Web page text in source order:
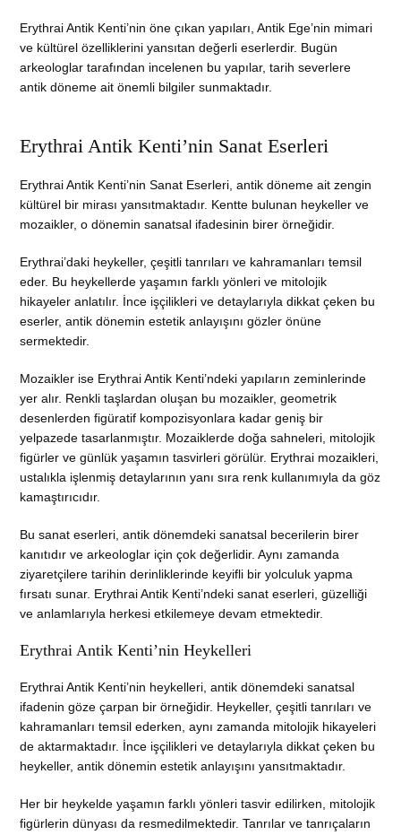
Erythrai Antik Kenti’nin öne çıkan yapıları, Antik Ege’nin mimari
ve kültürel özelliklerini yansıtan değerli eserlerdir. Bugün
arkeologlar tarafından incelenen bu yapılar, tarih severlere
antik döneme ait önemli bilgiler sunmaktadır.
Erythrai Antik Kenti’nin Sanat Eserleri
Erythrai Antik Kenti’nin Sanat Eserleri, antik döneme ait zengin
kültürel bir mirası yansıtmaktadır. Kentte bulunan heykeller ve
mozaikler, o dönemin sanatsal ifadesinin birer örneğidir.
Erythrai’daki heykeller, çeşitli tanrıları ve kahramanları temsil
eder. Bu heykellerde yaşamın farklı yönleri ve mitolojik
hikayeler anlatılır. İnce işçilikleri ve detaylarıyla dikkat çeken bu
eserler, antik dönemin estetik anlayışını gözler önüne
sermektedir.
Mozaikler ise Erythrai Antik Kenti’ndeki yapıların zeminlerinde
yer alır. Renkli taşlardan oluşan bu mozaikler, geometrik
desenlerden figüratif kompozisyonlara kadar geniş bir
yelpazede tasarlanmıştır. Mozaiklerde doğa sahneleri, mitolojik
figürler ve günlük yaşamın tasvirleri görülür. Erythrai mozaikleri,
ustalıkla işlenmiş detaylarının yanı sıra renk kullanımıyla da göz
kamaştırıcıdır.
Bu sanat eserleri, antik dönemdeki sanatsal becerilerin birer
kanıtıdır ve arkeologlar için çok değerlidir. Aynı zamanda
ziyaretçilere tarihin derinliklerinde keyifli bir yolculuk yapma
fırsatı sunar. Erythrai Antik Kenti’ndeki sanat eserleri, güzelliği
ve anlamlarıyla herkesi etkilemeye devam etmektedir.
Erythrai Antik Kenti’nin Heykelleri
Erythrai Antik Kenti’nin heykelleri, antik dönemdeki sanatsal
ifadenin göze çarpan bir örneğidir. Heykeller, çeşitli tanrıları ve
kahramanları temsil ederken, aynı zamanda mitolojik hikayeleri
de aktarmaktadır. İnce işçilikleri ve detaylarıyla dikkat çeken bu
heykeller, antik dönemin estetik anlayışını yansıtmaktadır.
Her bir heykelde yaşamın farklı yönleri tasvir edilirken, mitolojik
figürlerin dünyası da resmedilmektedir. Tanrılar ve tanrıçaların